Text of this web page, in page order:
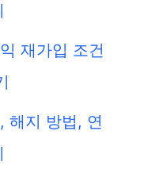
재가입 조건
해지 방법, 연